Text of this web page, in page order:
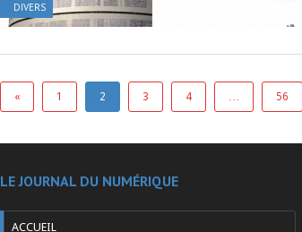
DIVERS
« 1 2 3 4 … 56
LE JOURNAL DU NUMÉRIQUE
ACCUEIL